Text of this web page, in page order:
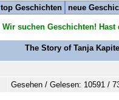
top Geschichten neue
Wir suchen Geschichten!
The Story of Tanja
Gesehen / Gelesen: 10591 /